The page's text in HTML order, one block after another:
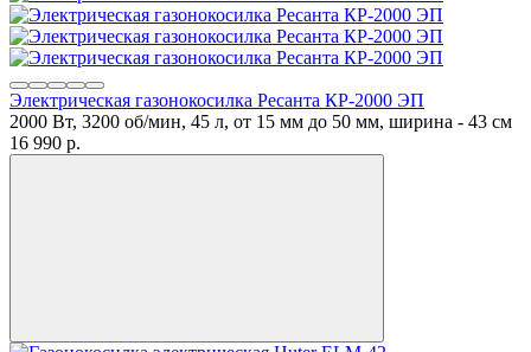
Электрическая газонокосилка Ресанта КР-2000 ЭП
2000 Вт, 3200 об/мин, 45 л, от 15 мм до 50 мм, ширина - 43 см
16 990 p.